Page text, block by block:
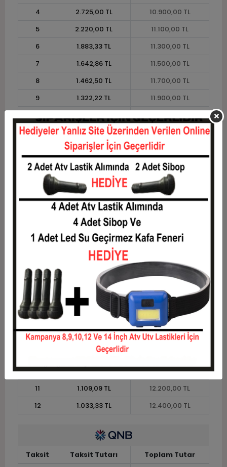
4
2.725,00 TL
10.900,00 TL
5
2.220,00 TL
11.100,00 TL
6
1.883,33 TL
11.300,00 TL
7
1.642,86 TL
11.500,00 TL
8
1.462,50 TL
11.700,00 TL
9
1.322,22 TL
11.900,00 TL
11
1.109,09 TL
12.200,00 TL
1.033,33 TL 12.400,00 TL
Taksit Taksit Tutarı
Toplam Tutar
10.000,00 TL
2
5.000,00 TL
10.000,00 TL
3.566,67 TL
4
2.725,00 TL
10.900,00 TL
5
2.220,00 TL
11.100,00 TL
6
1.883,33 TL
11.300,00 TL
7
1.642,86 TL
11.500,00 TL
8
1.462,50 TL
11.700,00 TL
1.322,22 TL
10
1.210,00 TL
12.100,00 TL
11
1.109,09 TL
12.200,00 TL
12
1.033,33 TL 12.400,00 TL
Taksit Taksit Tutarı
Toplam Tutar